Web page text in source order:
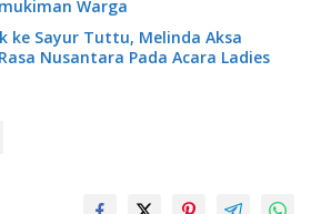
Warga
ke Sayur Tuttu, Melinda Aksa
Nusantara Pada Acara Ladies